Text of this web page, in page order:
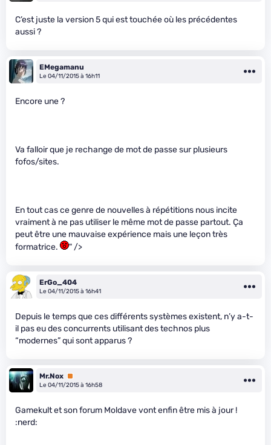
C’est juste la version 5 qui est touchée où les précédentes
aussi ?
EMegamanu
Le 04/11/2015 à 16h11
Encore une ?
Va falloir que je rechange de mot de passe sur plusieurs
fofos/sites.
En tout cas ce genre de nouvelles à répétitions nous incite
vraiment à ne pas utiliser le même mot de passe partout. Ça
peut être une mauvaise expérience mais une leçon très
formatrice.
" />
ErGo_404
Le 04/11/2015 à 16h41
Depuis le temps que ces différents systèmes existent, n’y a-t-
il pas eu des concurrents utilisant des technos plus
“modernes” qui sont apparus ?
Mr.Nox Premium
Le 04/11/2015 à 16h58
Gamekult et son forum Moldave vont enfin être mis à jour !
:nerd: